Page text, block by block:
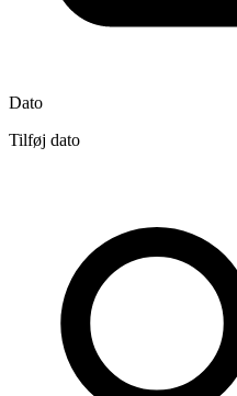
Dato
Tilføj dato